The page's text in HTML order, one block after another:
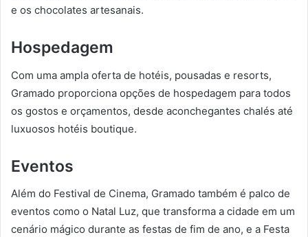
e os chocolates artesanais.
Hospedagem
Com uma ampla oferta de hotéis, pousadas e resorts,
Gramado proporciona opções de hospedagem para todos
os gostos e orçamentos, desde aconchegantes chalés até
luxuosos hotéis boutique.
Eventos
Além do Festival de Cinema, Gramado também é palco de
eventos como o Natal Luz, que transforma a cidade em um
cenário mágico durante as festas de fim de ano, e a Festa